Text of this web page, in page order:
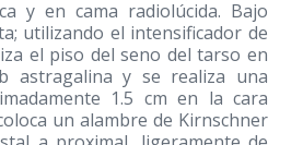
y en cama radiolúcida. Bajo
utilizando el intensificador de
el piso del seno del tarso en
astragalina y se realiza una
1.5 cm en la cara
un alambre de Kirnschner